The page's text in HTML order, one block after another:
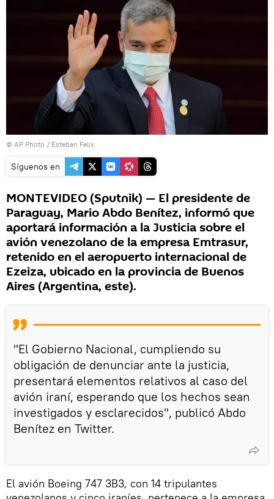
© AP Photo / Esteban Felix
Síguenos en
MONTEVIDEO (Sputnik) — El presidente de
Paraguay, Mario Abdo Benítez, informó que
aportará información a la Justicia sobre el
avión venezolano de la empresa Emtrasur,
retenido en el aeropuerto internacional de
Ezeiza, ubicado en la provincia de Buenos
Aires (Argentina, este).
"El Gobierno Nacional, cumpliendo su
obligación de denunciar ante la justicia,
presentará elementos relativos al caso del
avión iraní, esperando que los hechos sean
investigados y esclarecidos", publicó Abdo
Benítez en Twitter.
El avión Boeing 747­ 3B3, con 14 tripulantes